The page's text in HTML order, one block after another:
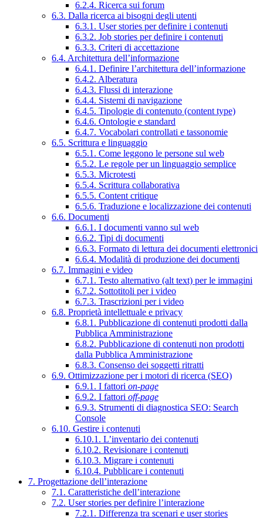
6.2.4. Ricerca sui forum
6.3. Dalla ricerca ai bisogni degli utenti
6.3.1. User stories per definire i contenuti
6.3.2. Job stories per definire i contenuti
6.3.3. Criteri di accettazione
6.4. Architettura dell’informazione
6.4.1. Definire l’architettura dell’informazione
6.4.2. Alberatura
6.4.3. Flussi di interazione
6.4.4. Sistemi di navigazione
6.4.5. Tipologie di contenuto (content type)
6.4.6. Ontologie e standard
6.4.7. Vocabolari controllati e tassonomie
6.5. Scrittura e linguaggio
6.5.1. Come leggono le persone sul web
6.5.2. Le regole per un linguaggio semplice
6.5.3. Microtesti
6.5.4. Scrittura collaborativa
6.5.5. Content critique
6.5.6. Traduzione e localizzazione dei contenuti
6.6. Documenti
6.6.1. I documenti vanno sul web
6.6.2. Tipi di documenti
6.6.3. Formato di lettura dei documenti elettronici
6.6.4. Modalità di produzione dei documenti
6.7. Immagini e video
6.7.1. Testo alternativo (alt text) per le immagini
6.7.2. Sottotitoli per i video
6.7.3. Trascrizioni per i video
6.8. Proprietà intellettuale e privacy
6.8.1. Pubblicazione di contenuti prodotti dalla
Pubblica Amministrazione
6.8.2. Pubblicazione di contenuti non prodotti
dalla Pubblica Amministrazione
6.8.3. Consenso dei soggetti ritratti
6.9. Ottimizzazione per i motori di ricerca (SEO)
6.9.1. I fattori on-page
6.9.2. I fattori off-page
6.9.3. Strumenti di diagnostica SEO: Search
Console
6.10. Gestire i contenuti
6.10.1. L’inventario dei contenuti
6.10.2. Revisionare i contenuti
6.10.3. Migrare i contenuti
6.10.4. Pubblicare i contenuti
7. Progettazione dell’interazione
7.1. Caratteristiche dell’interazione
7.2. User stories per definire l’interazione
7.2.1. Differenza tra scenari e user stories